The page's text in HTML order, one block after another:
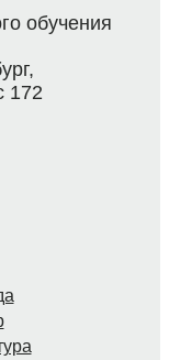
обучения
172